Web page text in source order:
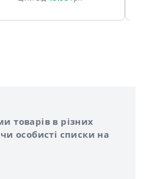
товарів в різних
особисті списки на